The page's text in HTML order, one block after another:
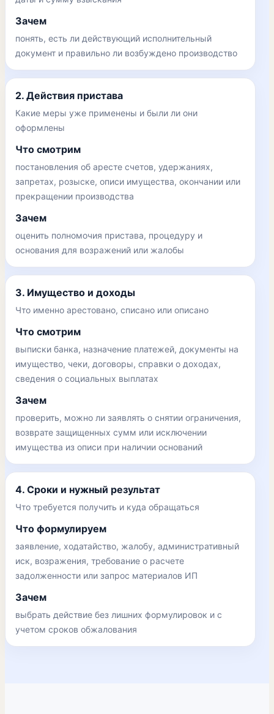
Зачем
понять, есть ли действующий исполнительный
документ и правильно ли возбуждено производство
2. Действия пристава
Какие меры уже применены и были ли они
оформлены
Что смотрим
постановления об аресте счетов, удержаниях,
запретах, розыске, описи имущества, окончании или
прекращении производства
Зачем
оценить полномочия пристава, процедуру и
основания для возражений или жалобы
3. Имущество и доходы
Что именно арестовано, списано или описано
Что смотрим
выписки банка, назначение платежей, документы на
имущество, чеки, договоры, справки о доходах,
сведения о социальных выплатах
Зачем
проверить, можно ли заявлять о снятии ограничения,
возврате защищенных сумм или исключении
имущества из описи при наличии оснований
4. Сроки и нужный результат
Что требуется получить и куда обращаться
Что формулируем
заявление, ходатайство, жалобу, административный
иск, возражения, требование о расчете
задолженности или запрос материалов ИП
Зачем
выбрать действие без лишних формулировок и с
учетом сроков обжалования